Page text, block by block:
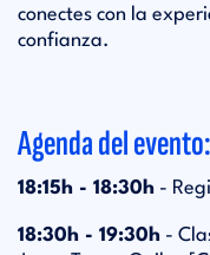
conectes con la
confianza.
Agenda del evento:
18:15h - 18:30h -
18:30h - 19:30h -